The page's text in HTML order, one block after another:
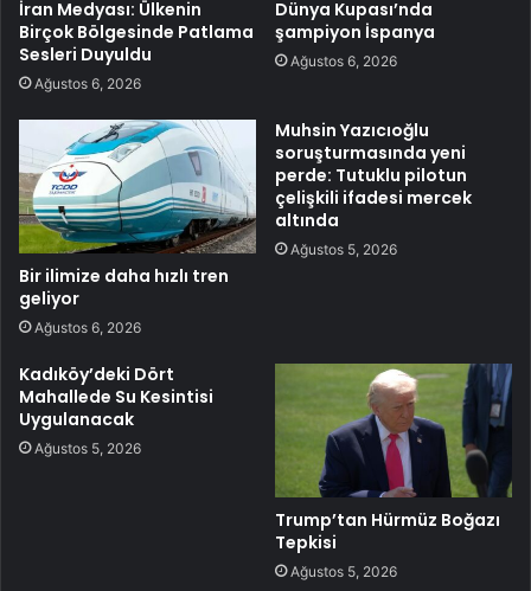
İran Medyası: Ülkenin
Birçok Bölgesinde Patlama
Sesleri Duyuldu
Ağustos 6, 2026
Dünya Kupası’nda
şampiyon İspanya
Ağustos 6, 2026
Bir ilimize daha hızlı tren
geliyor
Ağustos 6, 2026
Muhsin Yazıcıoğlu
soruşturmasında yeni
perde: Tutuklu pilotun
çelişkili ifadesi mercek
altında
Ağustos 5, 2026
Kadıköy’deki Dört
Mahallede Su Kesintisi
Uygulanacak
Ağustos 5, 2026
Trump’tan Hürmüz Boğazı
Tepkisi
Ağustos 5, 2026